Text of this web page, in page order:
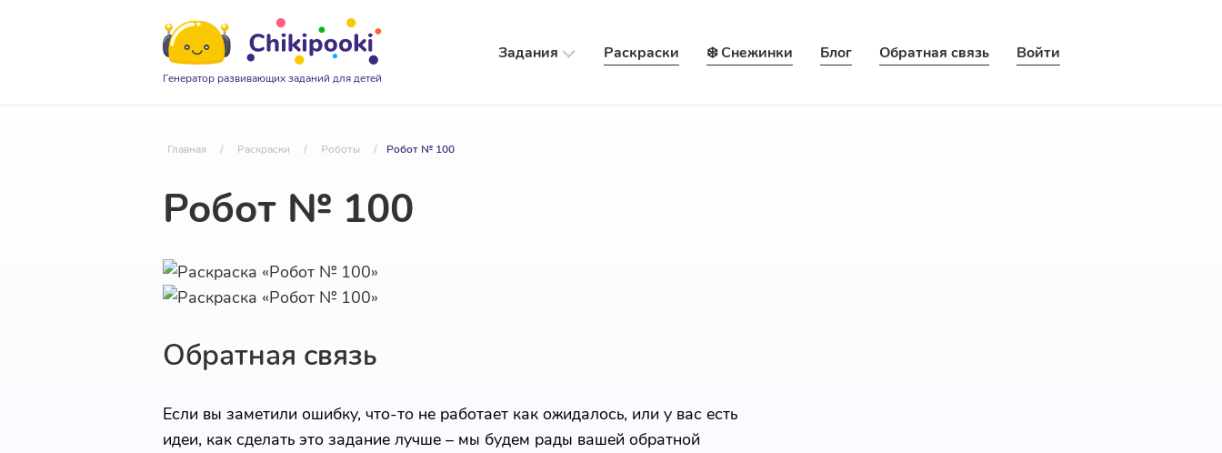
Генератор развивающих заданий для детей
Задания Раскраски ❄️ Снежинки Блог Обратная связь Войти
Главная / Раскраски / Роботы / Робот № 100
Робот № 100
Обратная связь
Если вы заметили ошибку, что-то не работает как ожидалось, или у вас есть
идеи, как сделать это задание лучше – мы будем рады вашей обратной